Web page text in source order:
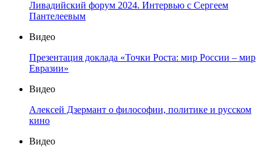
Ливадийский форум 2024. Интервью с Сергеем
Пантелеевым
Видео
Презентация доклада «Точки Роста: мир России – мир
Евразии»
Видео
Алексей Дзермант о философии, политике и русском
кино
Видео